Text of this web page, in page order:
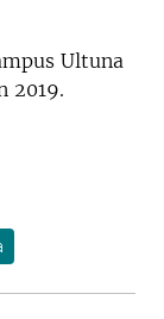
Ultuna
2019.